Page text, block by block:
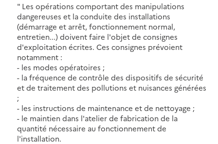
" Les opérations comportant des manipulations
dangereuses et la conduite des installations
(démarrage et arrêt, fonctionnement normal,
entretien...) doivent faire l'objet de consignes
d'exploitation écrites. Ces consignes prévoient
notamment :
- les modes opératoires ;
- la fréquence de contrôle des dispositifs de sécurité
et de traitement des pollutions et nuisances générées
;
- les instructions de maintenance et de nettoyage ;
- le maintien dans l'atelier de fabrication de la
quantité nécessaire au fonctionnement de
l'installation.